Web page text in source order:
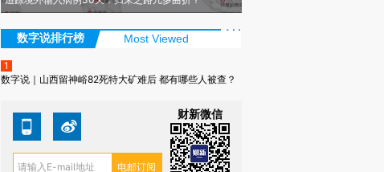
数字说排行榜 Most Viewed
1
数字说｜山西留神峪82死特大矿难后 都有哪些人被查？
财新微信